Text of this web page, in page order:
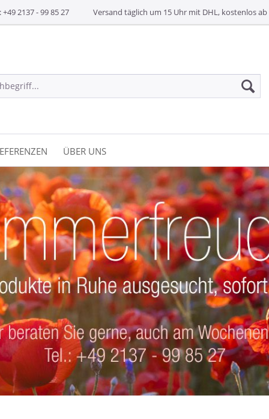
2137 - 99 85 27 Versand täglich um 15 Uhr mit DHL, kostenlos ab
ÜBER UNS